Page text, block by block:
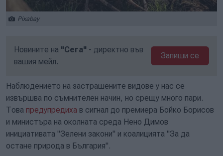
Pixabay
Новините на "Сега" - директно във
вашия мейл.
Запиши се
Наблюдението на застрашените видове у нас се
извършва по съмнителен начин, но срещу много пари.
Това предупредиха в сигнал до премиера Бойко Борисов
и министъра на околната среда Нено Димов
инициативата "Зелени закони" и коалицията "За да
остане природа в България".